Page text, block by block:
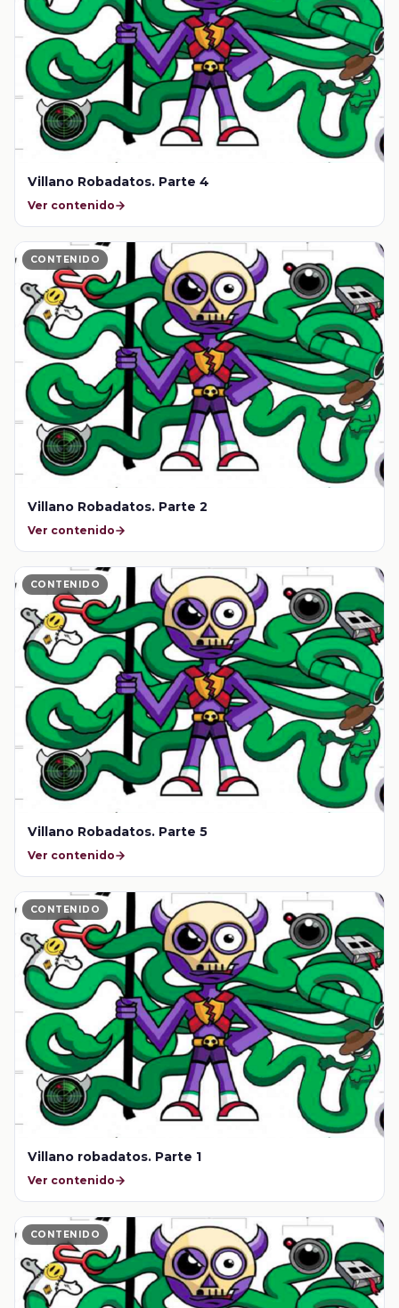
Villano Robadatos. Parte 4
Ver contenido
CONTENIDO
Villano Robadatos. Parte 2
Ver contenido
CONTENIDO
Villano Robadatos. Parte 5
Ver contenido
CONTENIDO
Villano robadatos. Parte 1
Ver contenido
CONTENIDO